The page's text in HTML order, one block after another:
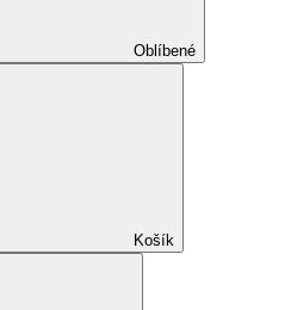
Oblíbené
Košík